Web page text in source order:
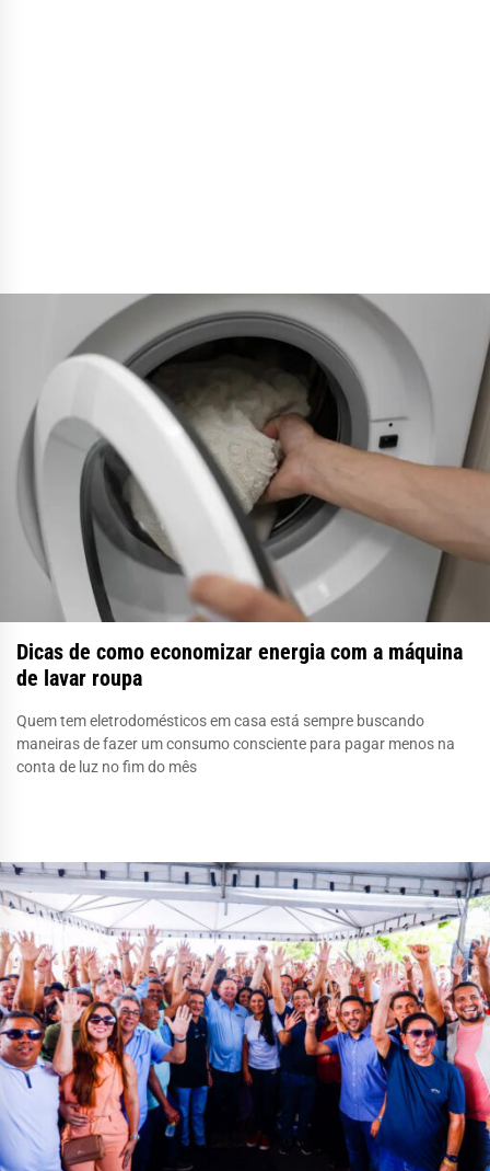
Dicas de como economizar energia com a máquina
de lavar roupa
Quem tem eletrodomésticos em casa está sempre buscando
maneiras de fazer um consumo consciente para pagar menos na
conta de luz no fim do mês